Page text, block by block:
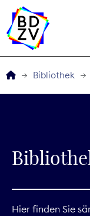
Service
Bibliothek
Hier finden Sie